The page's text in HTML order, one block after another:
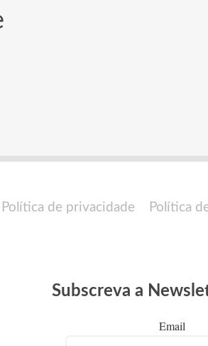
Política de privacidade Política
Subscreva a
Email